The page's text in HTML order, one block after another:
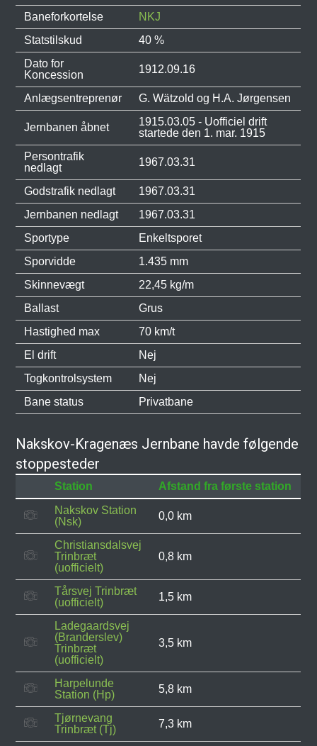
Baneforkortelse
NKJ
Statstilskud
40 %
Dato for
Koncession
1912.09.16
Anlægsentreprenør G. Wätzold og H.A. Jørgensen
Jernbanen åbnet
1915.03.05 - Uofficiel drift
startede den 1. mar. 1915
Persontrafik
nedlagt
1967.03.31
Godstrafik nedlagt
1967.03.31
Jernbanen nedlagt
1967.03.31
Sportype
Enkeltsporet
Sporvidde
1.435 mm
Skinnevægt
22,45 kg/m
Ballast
Grus
Hastighed max
70 km/t
El drift
Nej
Togkontrolsystem
Nej
Bane status
Privatbane
Nakskov-Kragenæs Jernbane havde følgende
stoppesteder
Station
Afstand fra første station
Nakskov Station
(Nsk)
0,0 km
Christiansdalsvej
Trinbræt
(uofficielt)
0,8 km
Tårsvej Trinbræt
(uofficielt)
1,5 km
Ladegaardsvej
(Branderslev)
Trinbræt
(uofficielt)
3,5 km
Harpelunde
Station (Hp)
5,8 km
Tjørnevang
Trinbræt (Tj)
7,3 km